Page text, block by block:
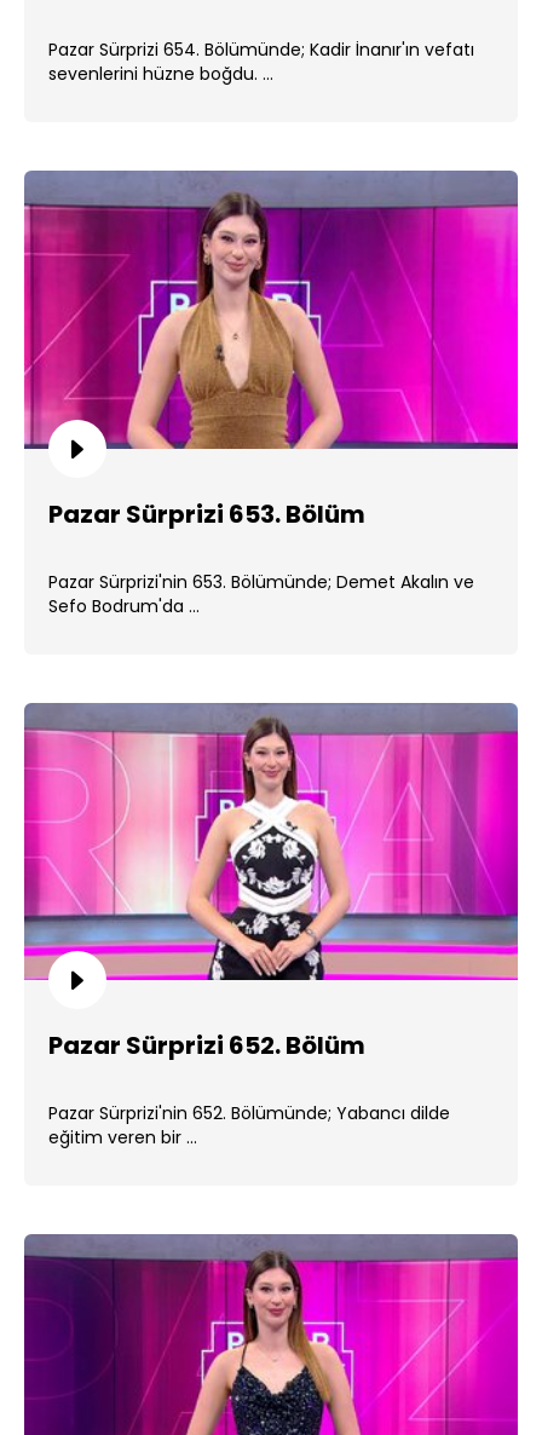
Pazar Sürprizi 654. Bölümünde; Kadir İnanır'ın vefatı
sevenlerini hüzne boğdu. ...
Pazar Sürprizi 653. Bölüm
Pazar Sürprizi'nin 653. Bölümünde; Demet Akalın ve
Sefo Bodrum'da ...
Pazar Sürprizi 652. Bölüm
Pazar Sürprizi'nin 652. Bölümünde; Yabancı dilde
eğitim veren bir ...